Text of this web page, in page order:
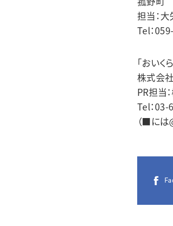
担当：大
Tel：
「おいく
株式会
PR担当
Tel：
（■には